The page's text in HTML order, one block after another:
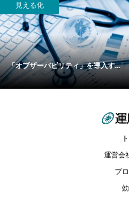
見える化
「オブザーバビリティ」を導入す...
運営会
プ